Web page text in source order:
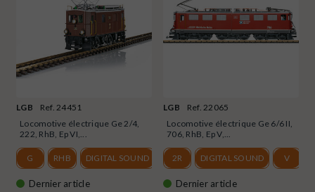
LGB
Ref. 24451
Locomotive électrique Ge 2/4,
222, RhB, Ep VI,...
G RHB DIGITAL SOUND VI
Dernier article
LGB
Ref. 22065
Locomotive électrique Ge 6/6 II,
706, RhB, Ep V,...
2R DIGITAL SOUND V
Dernier article